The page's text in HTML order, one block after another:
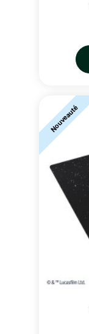
Nouveauté